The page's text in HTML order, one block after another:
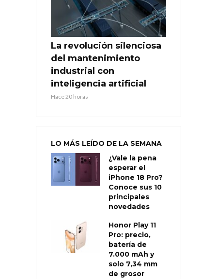
La revolución silenciosa
del mantenimiento
industrial con
inteligencia artificial
Hace 20 horas
LO MÁS LEÍDO DE LA SEMANA
¿Vale la pena
esperar el
iPhone 18 Pro?
Conoce sus 10
principales
novedades
Honor Play 11
Pro: precio,
batería de
7.000 mAh y
solo 7,34 mm
de grosor